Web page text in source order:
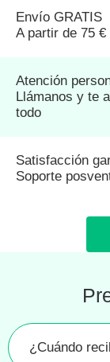
Envío GRATIS
A partir de 75 €
Atención
Llámanos y te
todo
Satisfacción
Soporte
¿Cuándo